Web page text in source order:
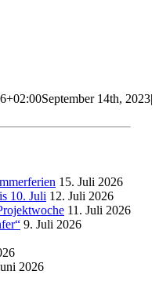
September 14th, 2023|
15. Juli 2026
10. Juli 12. Juli 2026
11. Juli 2026
9. Juli 2026
2026